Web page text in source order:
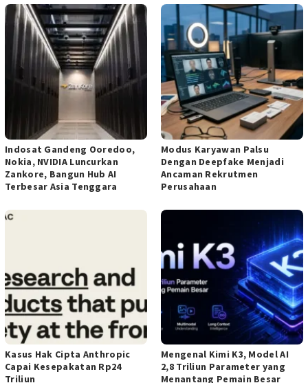
Indosat Gandeng Ooredoo,
Nokia, NVIDIA Luncurkan
Zankore, Bangun Hub AI
Terbesar Asia Tenggara
Modus Karyawan Palsu
Dengan Deepfake Menjadi
Ancaman Rekrutmen
Perusahaan
Kasus Hak Cipta Anthropic
Capai Kesepakatan Rp24
Triliun
Mengenal Kimi K3, Model AI
2,8 Triliun Parameter yang
Menantang Pemain Besar